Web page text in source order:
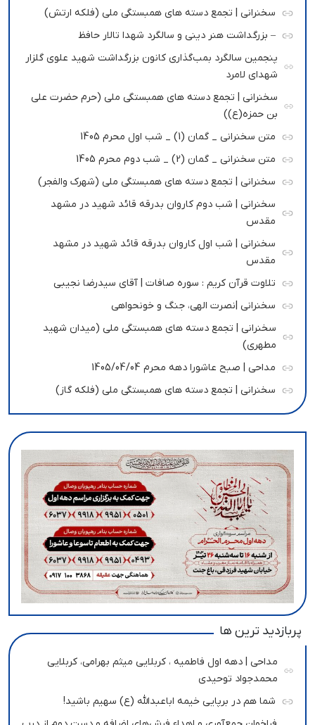
سخنرانی | تجمع دسته های همبستگی ملی (فلکه ارتش)
– بزرگداشت هنر دینی و سالگرد شهدا تالار حافظ
پنجمین سالگرد بمب‌گذاری کانون بزرگداشت شهید علوی گلزار
شهدای لامرد
سخنرانی | تجمع دسته های همبستگی ملی (حرم حضرت علی
بن حمزه(ع))
متن سخنرانی _ گمان (1) _ شب اول محرم 1405
متن سخنرانی _ گمان (2) _ شب دوم محرم 1405
سخنرانی | تجمع دسته های همبستگی ملی (شهرک والفجر)
سخنرانی | شب دوم کاروان بدرقه قائد شهید در مشهد
مقدس
سخنرانی | شب اول کاروان بدرقه قائد شهید در مشهد
مقدس
تلاوت قرآن کریم : سوره صافات | آقای سیدرضا نجیبی
سخنرانی |نصرت الهی، جنگ و خونحواهی
سخنرانی | تجمع دسته های همبستگی ملی (میدان شهید
مطهری)
مداحی | صبح عاشورا دهه محرم 1405/04/04
سخنرانی | تجمع دسته های همبستگی ملی (فلکه گاز)
پربازدید ترین ها
مداحی | دهه اول فاطمیه ، کربلایی میثم بهرامی، کربلایی
محمدجواد توحیدی
شما هم در برپایی خیمه اباعبدالله (ع) سهیم باشید!